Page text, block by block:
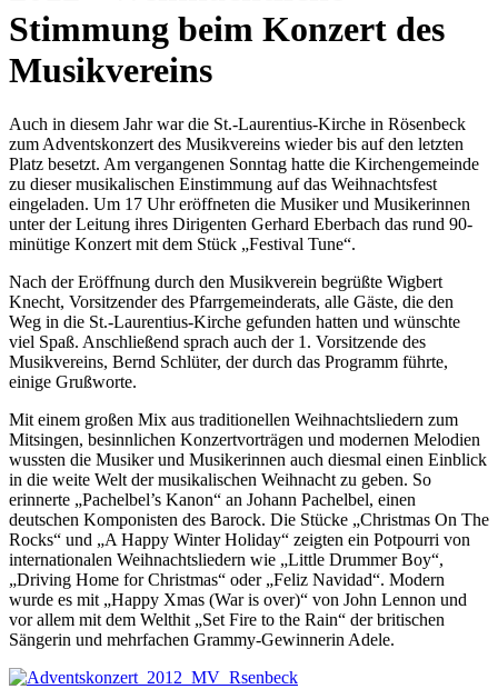
Stimmung beim Konzert des
Musikvereins
Auch in diesem Jahr war die St.-Laurentius-Kirche in Rösenbeck
zum Adventskonzert des Musikvereins wieder bis auf den letzten
Platz besetzt. Am vergangenen Sonntag hatte die Kirchengemeinde
zu dieser musikalischen Einstimmung auf das Weihnachtsfest
eingeladen. Um 17 Uhr eröffneten die Musiker und Musikerinnen
unter der Leitung ihres Dirigenten Gerhard Eberbach das rund 90-
minütige Konzert mit dem Stück „Festival Tune“.
Nach der Eröffnung durch den Musikverein begrüßte Wigbert
Knecht, Vorsitzender des Pfarrgemeinderats, alle Gäste, die den
Weg in die St.-Laurentius-Kirche gefunden hatten und wünschte
viel Spaß. Anschließend sprach auch der 1. Vorsitzende des
Musikvereins, Bernd Schlüter, der durch das Programm führte,
einige Grußworte.
Mit einem großen Mix aus traditionellen Weihnachtsliedern zum
Mitsingen, besinnlichen Konzertvorträgen und modernen Melodien
wussten die Musiker und Musikerinnen auch diesmal einen Einblick
in die weite Welt der musikalischen Weihnacht zu geben. So
erinnerte „Pachelbel’s Kanon“ an Johann Pachelbel, einen
deutschen Komponisten des Barock. Die Stücke „Christmas On The
Rocks“ und „A Happy Winter Holiday“ zeigten ein Potpourri von
internationalen Weihnachtsliedern wie „Little Drummer Boy“,
„Driving Home for Christmas“ oder „Feliz Navidad“. Modern
wurde es mit „Happy Xmas (War is over)“ von John Lennon und
vor allem mit dem Welthit „Set Fire to the Rain“ der britischen
Sängerin und mehrfachen Grammy-Gewinnerin Adele.